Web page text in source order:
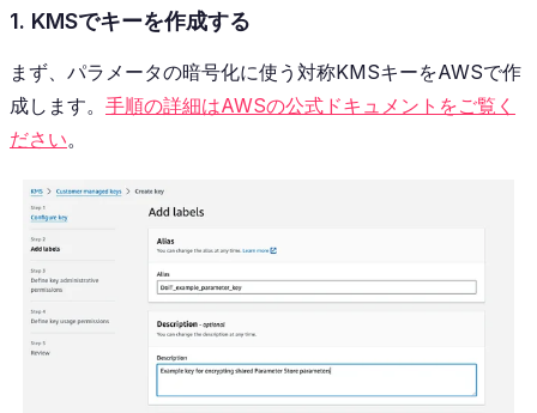
1. KMSでキーを作成する
まず、パラメータの暗号化に使う対称KMSキーをAWSで作
成します。 手順の詳細はAWSの公式ドキュメントをご覧く
ださい。